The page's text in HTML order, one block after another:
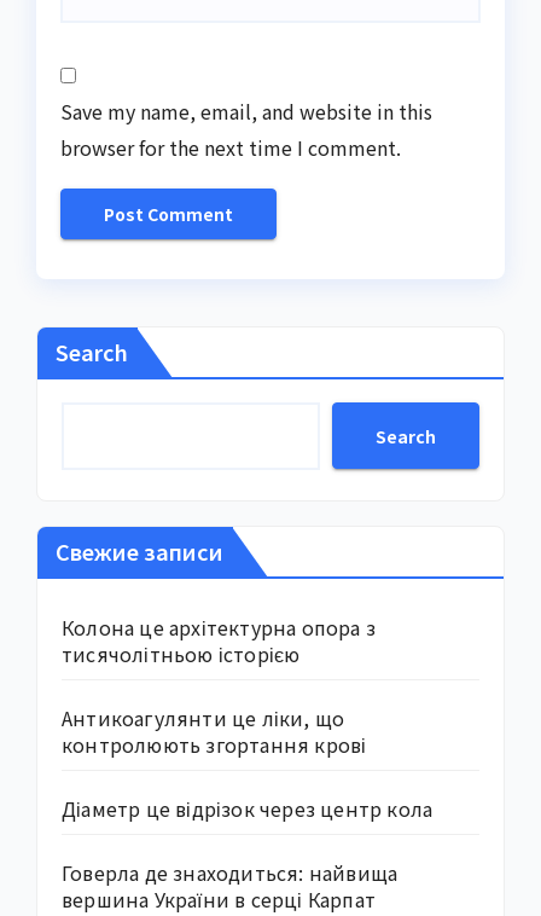
Save my name, email, and website in this
browser for the next time I comment.
Search
Search
Свежие записи
Колона це архітектурна опора з
тисячолітньою історією
Антикоагулянти це ліки, що
контролюють згортання крові
Діаметр це відрізок через центр кола
Говерла де знаходиться: найвища
вершина України в серці Карпат